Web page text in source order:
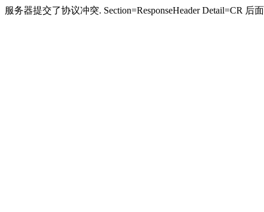
服务器提交了协议冲突. Section=ResponseHeader Detail=CR 后